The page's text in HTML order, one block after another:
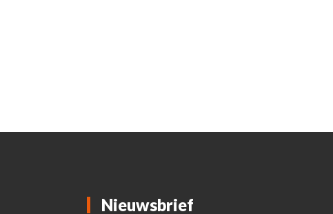
Nieuwsbrief